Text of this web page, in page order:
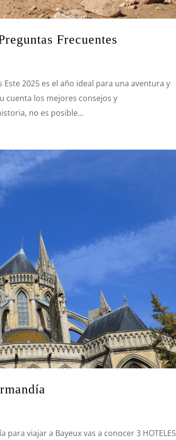
Frecuentes
2025 es el año ideal para una aventura y
cuenta los mejores consejos y
no es posible...
viajar a Bayeux vas a conocer 3 HOTELES